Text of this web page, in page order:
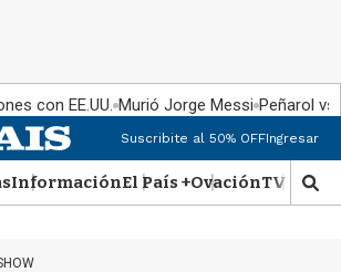
con EE.UU. Murió Jorge Messi Peñarol
Suscribite al 50% OFFIngresar
InformaciónEl País +OvaciónTV Show
M
o